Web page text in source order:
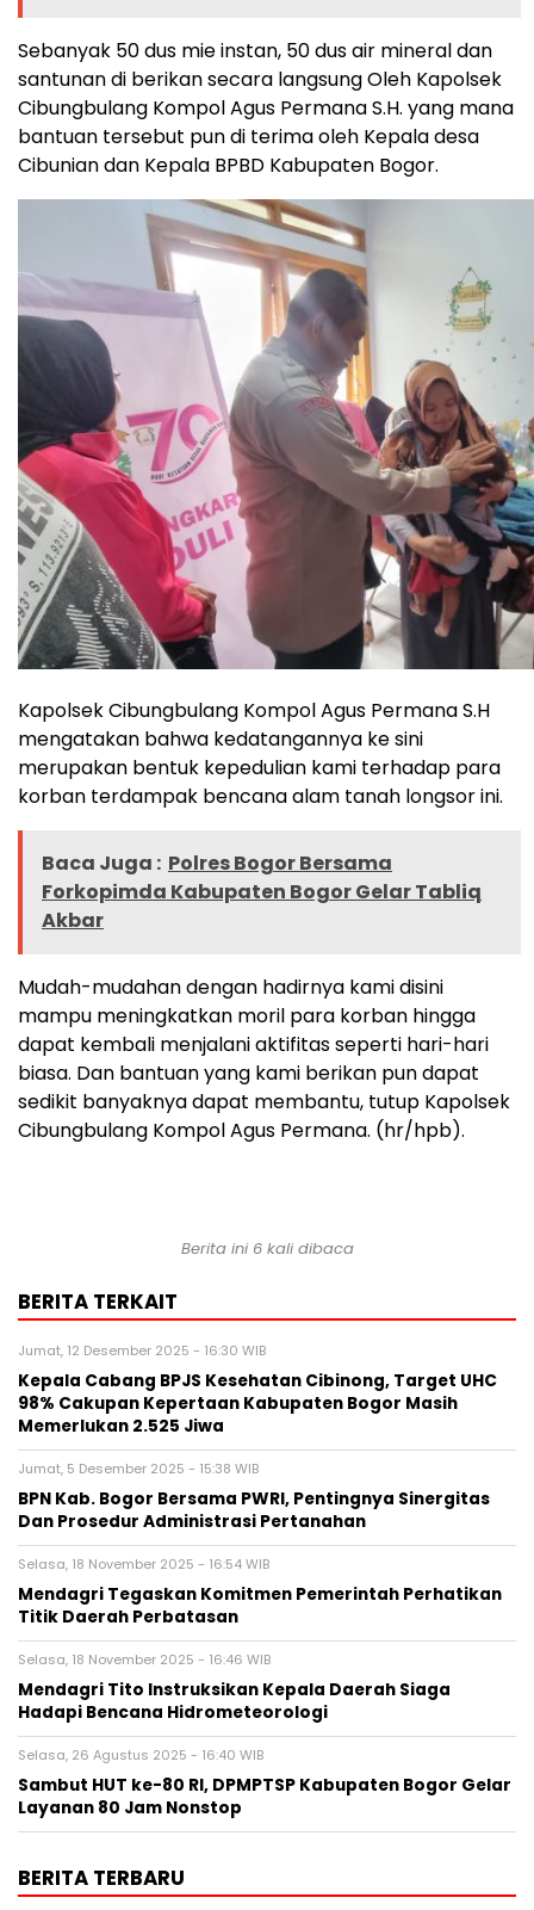
Sebanyak 50 dus mie instan, 50 dus air mineral dan
santunan di berikan secara langsung Oleh Kapolsek
Cibungbulang Kompol Agus Permana S.H. yang mana
bantuan tersebut pun di terima oleh Kepala desa
Cibunian dan Kepala BPBD Kabupaten Bogor.
Kapolsek Cibungbulang Kompol Agus Permana S.H
mengatakan bahwa kedatangannya ke sini
merupakan bentuk kepedulian kami terhadap para
korban terdampak bencana alam tanah longsor ini.
Baca Juga : Polres Bogor Bersama
Forkopimda Kabupaten Bogor Gelar Tabliq
Akbar
Mudah-mudahan dengan hadirnya kami disini
mampu meningkatkan moril para korban hingga
dapat kembali menjalani aktifitas seperti hari-hari
biasa. Dan bantuan yang kami berikan pun dapat
sedikit banyaknya dapat membantu, tutup Kapolsek
Cibungbulang Kompol Agus Permana. (hr/hpb).
Berita ini 6 kali dibaca
BERITA TERKAIT
Jumat, 12 Desember 2025 - 16:30 WIB
Kepala Cabang BPJS Kesehatan Cibinong, Target UHC
98% Cakupan Kepertaan Kabupaten Bogor Masih
Memerlukan 2.525 Jiwa
Jumat, 5 Desember 2025 - 15:38 WIB
BPN Kab. Bogor Bersama PWRI, Pentingnya Sinergitas
Dan Prosedur Administrasi Pertanahan
Selasa, 18 November 2025 - 16:54 WIB
Mendagri Tegaskan Komitmen Pemerintah Perhatikan
Titik Daerah Perbatasan
Selasa, 18 November 2025 - 16:46 WIB
Mendagri Tito Instruksikan Kepala Daerah Siaga
Hadapi Bencana Hidrometeorologi
Selasa, 26 Agustus 2025 - 16:40 WIB
Sambut HUT ke-80 RI, DPMPTSP Kabupaten Bogor Gelar
Layanan 80 Jam Nonstop
BERITA TERBARU